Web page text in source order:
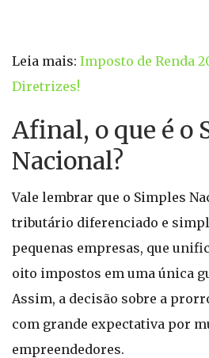
Leia mais: Imposto de Renda
Diretrizes!
Afinal, o que é o
Nacional?
Vale lembrar que o Simples
tributário diferenciado e
pequenas empresas, que
oito impostos em uma única
Assim, a decisão sobre a
com grande expectativa por
empreendedores.